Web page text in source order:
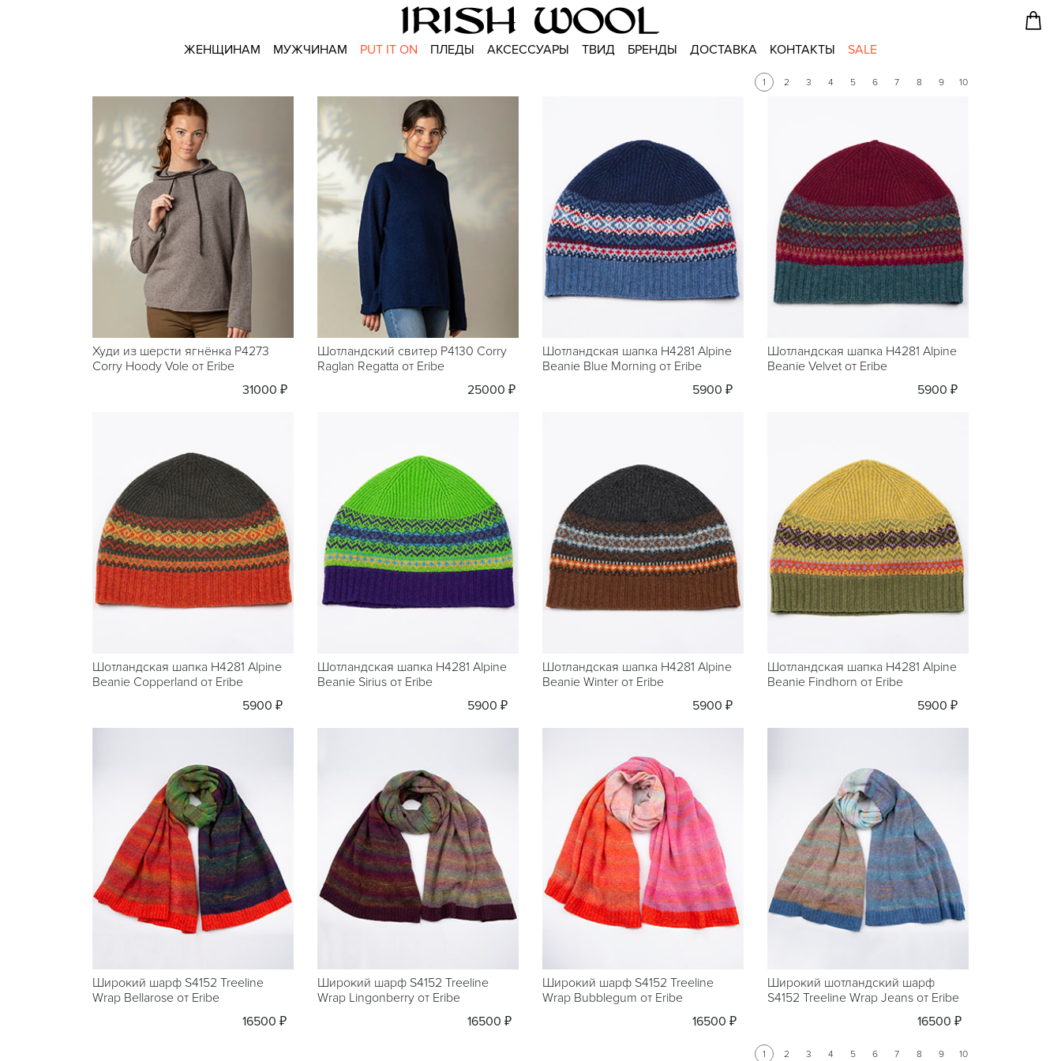
ЖЕНЩИНАМ МУЖЧИНАМ PUT IT ON ПЛЕДЫ АКСЕССУАРЫ ТВИД БРЕНДЫ ДОСТАВКА КОНТАКТЫ SALE
1 2 3 4 5 6 7 8 9 10
Худи из шерсти ягнёнка P4273
Corry Hoody Vole от Eribe
31000 ₽
Шотландский свитер P4130 Corry
Raglan Regatta от Eribe
25000 ₽
Шотландская шапка H4281 Alpine
Beanie Blue Morning от Eribe
5900 ₽
Шотландская шапка H4281 Alpine
Beanie Velvet от Eribe
5900 ₽
Шотландская шапка H4281 Alpine
Beanie Copperland от Eribe
5900 ₽
Шотландская шапка H4281 Alpine
Beanie Sirius от Eribe
5900 ₽
Шотландская шапка H4281 Alpine
Beanie Winter от Eribe
5900 ₽
Шотландская шапка H4281 Alpine
Beanie Findhorn от Eribe
5900 ₽
Широкий шарф S4152 Treeline
Wrap Bellarose от Eribe
16500 ₽
Широкий шарф S4152 Treeline
Wrap Lingonberry от Eribe
16500 ₽
Широкий шарф S4152 Treeline
Wrap Bubblegum от Eribe
16500 ₽
Широкий шотландский шарф
S4152 Treeline Wrap Jeans от Eribe
16500 ₽
1 2 3 4 5 6 7 8 9 10